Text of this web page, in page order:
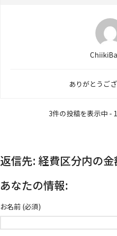
ありがとうご
3件の投稿を表示中 -
返信先: 経費区分内の
あなたの情報:
お名前 (必須)